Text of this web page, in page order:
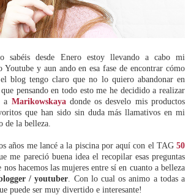
sabéis desde Enero estoy llevando a cabo mi
y aun ando en esa fase de encontrar cómo
blog tengo claro que no lo quiero abandonar en
pensando en todo esto me he decidido a realizar
a Marikowskayadonde os desvelo mis productos
que han sido sin duda más llamativos en mi
de la belleza.
años me lancé a la piscina por aquí con el TAG 50
me pareció buena idea el recopilar esas preguntas
nos hacemos las mujeres entre sí en cuanto a belleza
/ youtuber . Con lo cual os animo a todas a
puede ser muy divertido e interesante!